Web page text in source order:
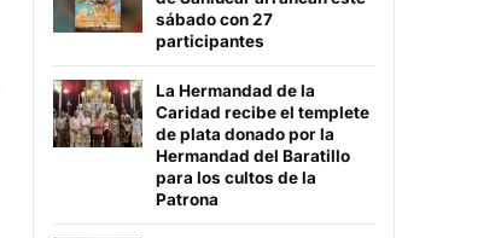
sábado con 27
participantes
La Hermandad de la
Caridad recibe el templete
de plata donado por la
Hermandad del Baratillo
para los cultos de la
Patrona